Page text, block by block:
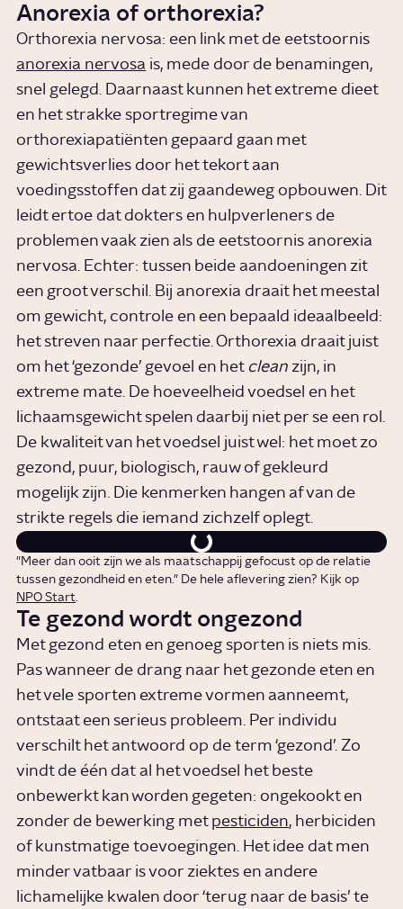
Anorexia of orthorexia?
Orthorexia nervosa: een link met de eetstoornis
anorexia nervosa is, mede door de benamingen,
snel gelegd. Daarnaast kunnen het extreme dieet
en het strakke sportregime van
orthorexiapatiënten gepaard gaan met
gewichtsverlies door het tekort aan
voedingsstoffen dat zij gaandeweg opbouwen. Dit
leidt ertoe dat dokters en hulpverleners de
problemen vaak zien als de eetstoornis anorexia
nervosa. Echter: tussen beide aandoeningen zit
een groot verschil. Bij anorexia draait het meestal
om gewicht, controle en een bepaald ideaalbeeld:
het streven naar perfectie. Orthorexia draait juist
om het ‘gezonde’ gevoel en het clean zijn, in
extreme mate. De hoeveelheid voedsel en het
lichaamsgewicht spelen daarbij niet per se een rol.
De kwaliteit van het voedsel juist wel: het moet zo
gezond, puur, biologisch, rauw of gekleurd
mogelijk zijn. Die kenmerken hangen af van de
strikte regels die iemand zichzelf oplegt.
"Meer dan ooit zijn we als maatschappij gefocust op de relatie
tussen gezondheid en eten." De hele aflevering zien? Kijk op
NPO Start.
Te gezond wordt ongezond
Met gezond eten en genoeg sporten is niets mis.
Pas wanneer de drang naar het gezonde eten en
het vele sporten extreme vormen aanneemt,
ontstaat een serieus probleem. Per individu
verschilt het antwoord op de term ‘gezond’. Zo
vindt de één dat al het voedsel het beste
onbewerkt kan worden gegeten: ongekookt en
zonder de bewerking met pesticiden, herbiciden
of kunstmatige toevoegingen. Het idee dat men
minder vatbaar is voor ziektes en andere
lichamelijke kwalen door ‘terug naar de basis’ te